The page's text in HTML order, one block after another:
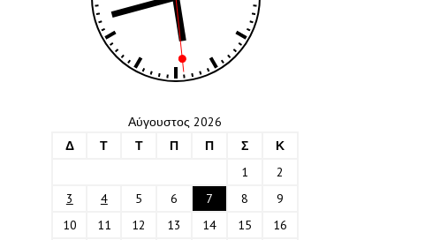
Αύγουστος 2026
Δ
Τ Τ Π Π Σ
Κ
1
2
3
4 5 6 7 8
9
10
11 12 13 14 15
16